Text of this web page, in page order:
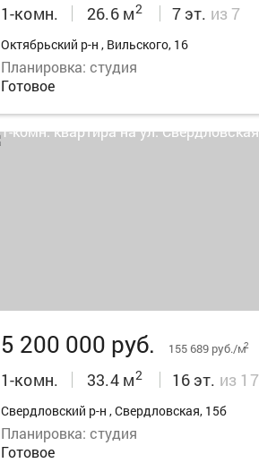
1-комн. 26.6 м2 7 эт. из 7
Октябрьский р-н , Вильского, 16
Планировка: студия
Готовое
5 200 000 руб. 155 689 руб./м2
1-комн. 33.4 м2 16 эт. из 17
Свердловский р-н , Свердловская, 15б
Планировка: студия
Готовое